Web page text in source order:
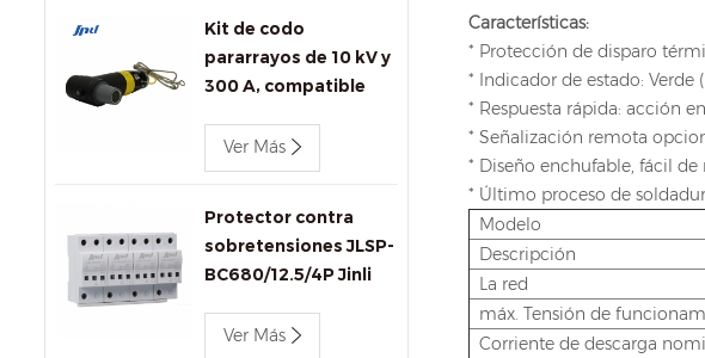
Kit de codo
pararrayos de 10 kV y
300 A, compatible
transformadores y
conectores.
Ver Más
Protector contra
sobretensiones JLSP-
BC680/12.5/4P Jinli
Ver Más
Características:
* Protección de disparo
* Indicador de estado: Verde
* Respuesta rápida: acción
* Señalización remota
* Diseño enchufable, fácil
* Último proceso de
Modelo
Descripción
La red
máx. Tensión de
Corriente de descarga